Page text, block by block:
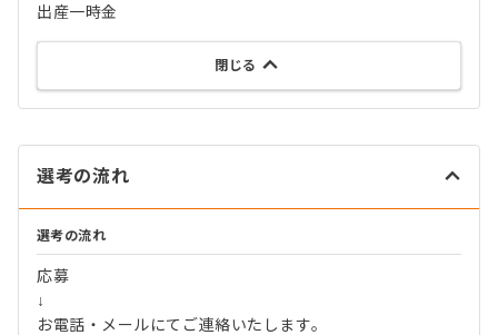
出産一時金
閉じる
選考の流れ
選考の流れ
応募
↓
お電話・メールにてご連絡いたします。